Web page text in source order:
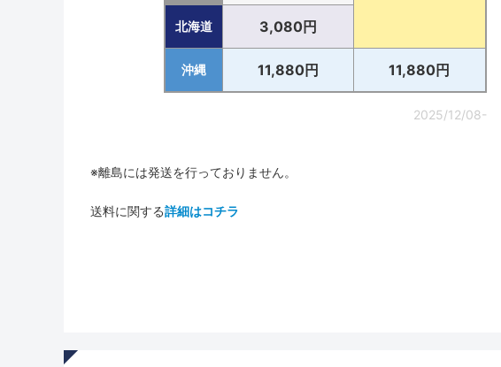
北海道 3,080円
沖縄 11,880円 11,880円
2025/12/08-
※離島には発送を行っておりません。
送料に関する詳細はコチラ